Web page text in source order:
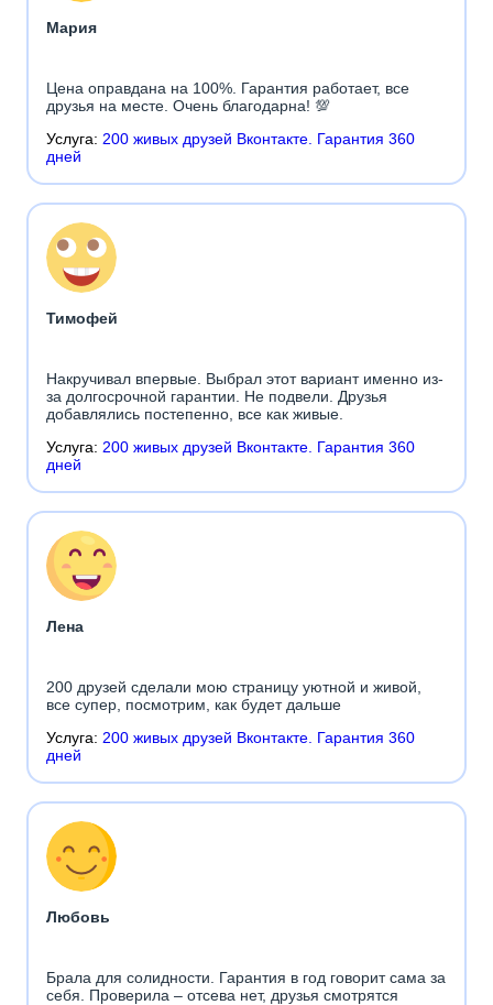
Мария
Цена оправдана на 100%. Гарантия работает, все
друзья на месте. Очень благодарна! 💯
Услуга: 200 живых друзей Вконтакте. Гарантия 360
дней
Тимофей
Накручивал впервые. Выбрал этот вариант именно из-
за долгосрочной гарантии. Не подвели. Друзья
добавлялись постепенно, все как живые.
Услуга: 200 живых друзей Вконтакте. Гарантия 360
дней
Лена
200 друзей сделали мою страницу уютной и живой,
все супер, посмотрим, как будет дальше
Услуга: 200 живых друзей Вконтакте. Гарантия 360
дней
Любовь
Брала для солидности. Гарантия в год говорит сама за
себя. Проверила – отсева нет, друзья смотрятся